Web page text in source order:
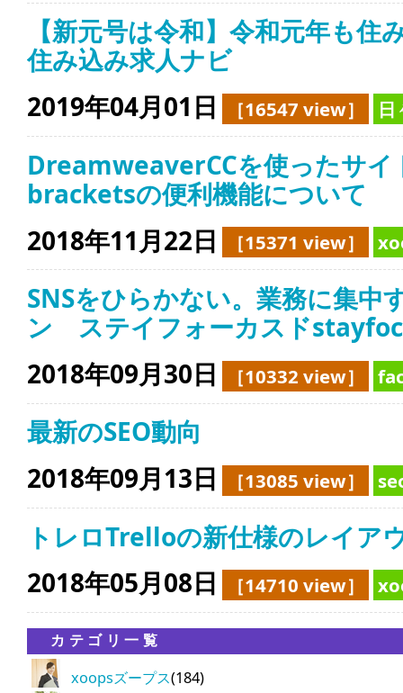
【新元号は令和】令和元年も住
住み込み求人ナビ
2019年04月01日
［16547 view］ 日
DreamweaverCCを使ったサイ
bracketsの便利機能について
2018年11月22日
［15371 view］
SNSをひらかない。業務に集中
ン ステイフォーカスド
2018年09月30日
［10332 view］
最新のSEO動向
2018年09月13日
［13085 view］
トレロTrelloの新仕様のレイア
2018年05月08日
［14710 view］
カテゴリ一覧
xoopsズープス(184)